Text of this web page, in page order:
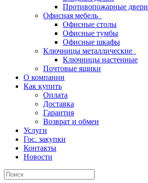
Противопожарные двери
Офисная мебель
Офисные столы
Офисные тумбы
Офисные шкафы
Ключницы металлические
Ключницы настенные
Почтовые ящики
О компании
Как купить
Оплата
Доставка
Гарантия
Возврат и обмен
Услуги
Гос. закупки
Контакты
Новости